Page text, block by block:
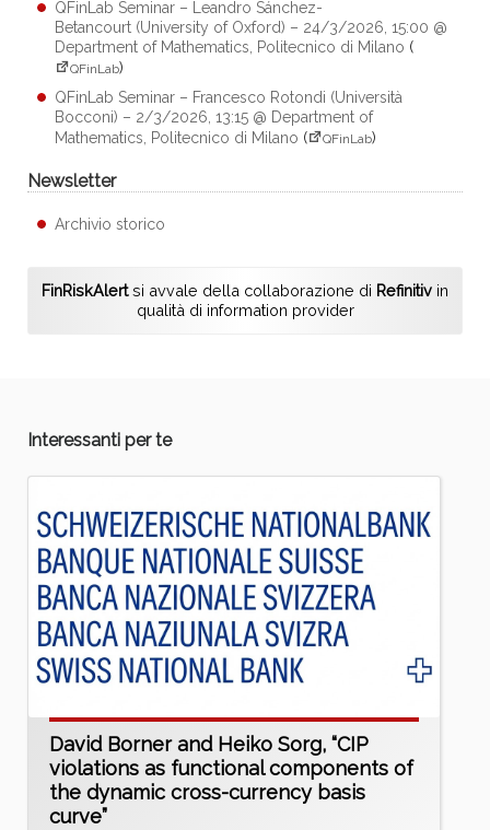
QFinLab Seminar – Leandro Sánchez-
Betancourt (University of Oxford) – 24/3/2026, 15:00 @
Department of Mathematics, Politecnico di Milano (
QFinLab)
QFinLab Seminar – Francesco Rotondi (Università
Bocconi) – 2/3/2026, 13:15 @ Department of
Mathematics, Politecnico di Milano ( QFinLab)
Newsletter
Archivio storico
FinRiskAlertsi avvale della collaborazione di Refinitiv in
qualità di information provider
Interessanti per te
David Borner and Heiko Sorg, “CIP
violations as functional components of
the dynamic cross-currency basis
curve”